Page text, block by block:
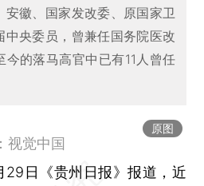
徽、国家发改委、原国家卫
央委员，曾兼任国务院医改
今的落马高官中已有11人曾任
原图
视觉中国
29日《贵州日报》报道，近